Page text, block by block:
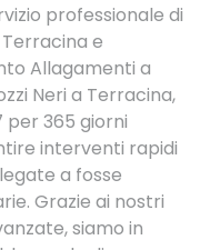
professionale di
e
Allagamenti a
Neri a Terracina,
per 365 giorni
interventi rapidi
a fosse
Grazie ai nostri
siamo in